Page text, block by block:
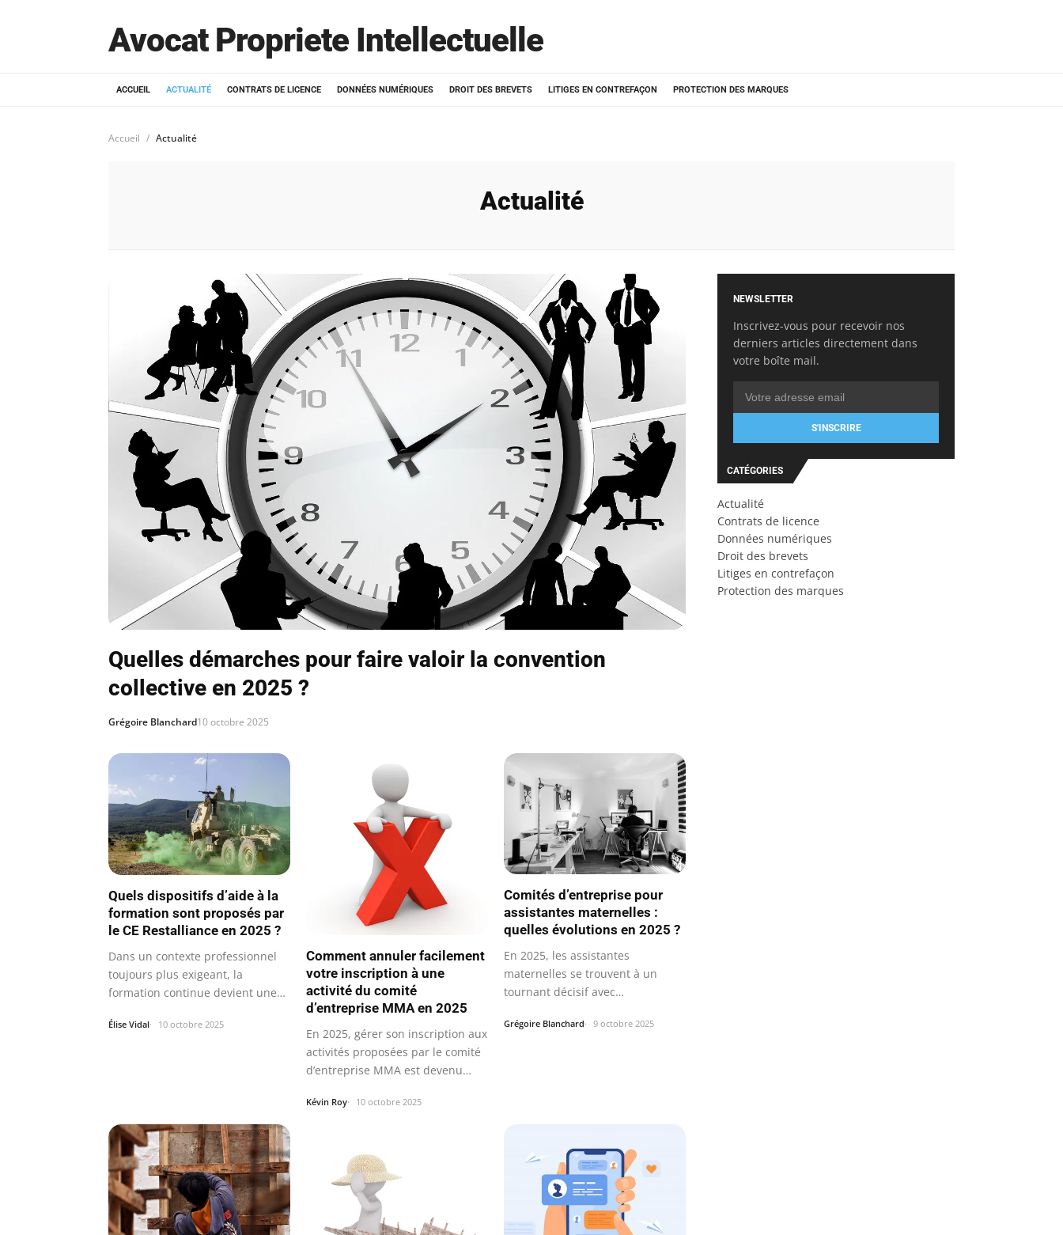
Avocat Propriete Intellectuelle
ACCUEIL ACTUALITÉ CONTRATS DE LICENCE DONNÉES NUMÉRIQUES DROIT DES BREVETS LITIGES EN CONTREFAÇON PROTECTION DES MARQUES
Accueil Actualité
Actualité
Quelles démarches pour faire valoir la convention
collective en 2025 ?
Grégoire Blanchard10 octobre 2025
Quels dispositifs d’aide à la
formation sont proposés par
le CE Restalliance en 2025 ?
Dans un contexte professionnel
toujours plus exigeant, la
formation continue devient une
Élise Vidal 10 octobre 2025
Comment annuler facilement
votre inscription à une
activité du comité
d’entreprise MMA en 2025
En 2025, gérer son inscription aux
activités proposées par le comité
d’entreprise MMA est devenu…
Kévin Roy 10 octobre 2025
Comités d’entreprise pour
assistantes maternelles :
quelles évolutions en 2025 ?
En 2025, les assistantes
maternelles se trouvent à un
tournant décisif avec
Grégoire Blanchard 9 octobre 2025
NEWSLETTER
Inscrivez-vous pour recevoir nos
derniers articles directement dans
votre boîte mail.
S'INSCRIRE
CATÉGORIES
Actualité
Contrats de licence
Données numériques
Droit des brevets
Litiges en contrefaçon
Protection des marques